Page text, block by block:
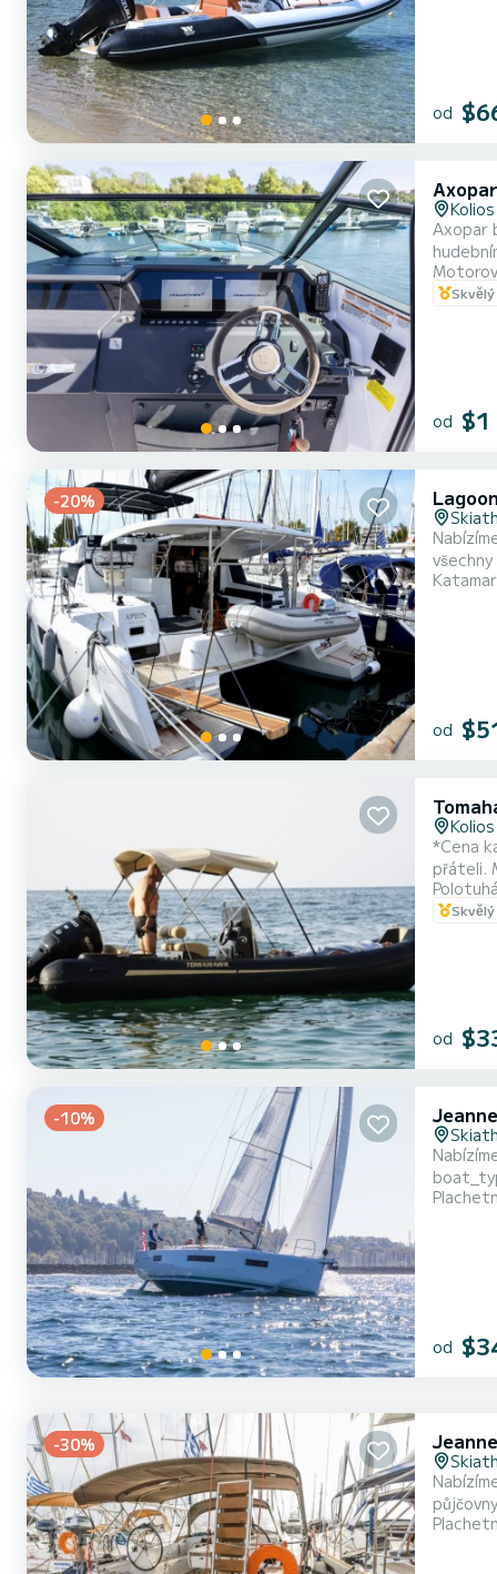
od
Kolios
Axopar
od $1
-20%
všechny
od
Kolios
*Cena kapitána zahrnuje
přáteli.
od
-10%
boat_type
na lodi:
od
-30%
půjčovny.
12